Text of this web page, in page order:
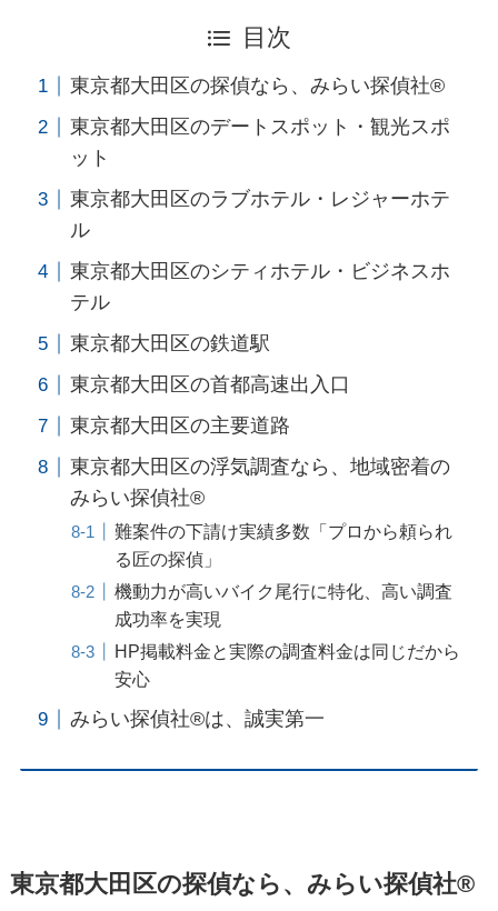
目次
東京都大田区の探偵なら、みらい探偵社®︎
東京都大田区のデートスポット・観光スポ
ット
東京都大田区のラブホテル・レジャーホテ
ル
東京都大田区のシティホテル・ビジネスホ
テル
東京都大田区の鉄道駅
東京都大田区の首都高速出入口
東京都大田区の主要道路
東京都大田区の浮気調査なら、地域密着の
みらい探偵社®︎
難案件の下請け実績多数「プロから頼られ
る匠の探偵」
機動力が高いバイク尾行に特化、高い調査
成功率を実現
HP掲載料金と実際の調査料金は同じだから
安心
みらい探偵社®︎は、誠実第一
東京都大田区の探偵なら、みらい探偵社®︎